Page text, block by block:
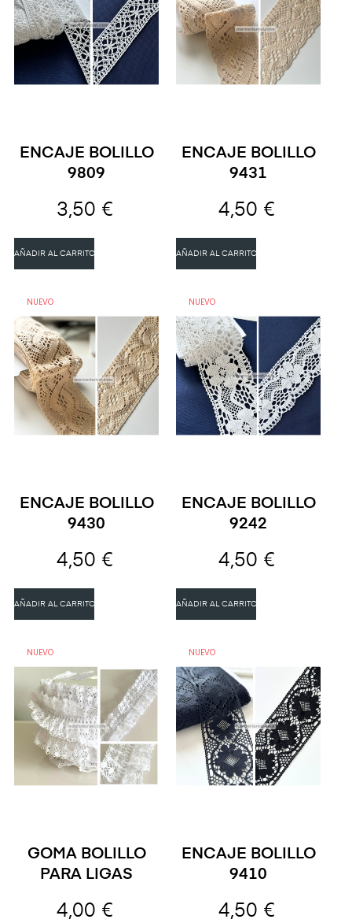
ENCAJE BOLILLO
9809
3,50 €
AÑADIR AL CARRITO
ENCAJE BOLILLO
9431
4,50 €
AÑADIR AL CARRITO
NUEVO
ENCAJE BOLILLO
9430
4,50 €
AÑADIR AL CARRITO
NUEVO
ENCAJE BOLILLO
9242
4,50 €
AÑADIR AL CARRITO
NUEVO
GOMA BOLILLO
PARA LIGAS
4,00 €
NUEVO
ENCAJE BOLILLO
9410
4,50 €